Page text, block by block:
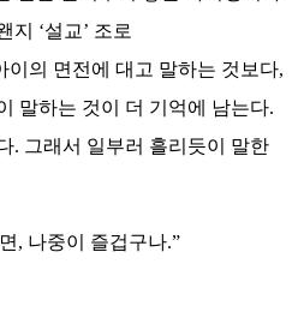
지 ‘설교’ 조로
이의 면전에 대고 말하는 것보다,
말하는 것이 더 기억에 남는다.
. 그래서 일부러 흘리듯이 말한
, 나중이 즐겁구나.”